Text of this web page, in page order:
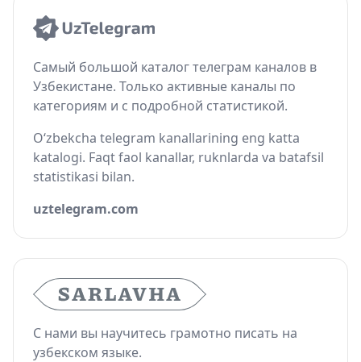
Самый большой каталог телеграм каналов в
Узбекистане. Только активные каналы по
категориям и с подробной статистикой.
O‘zbekcha telegram kanallarining eng katta
katalogi. Faqt faol kanallar, ruknlarda va batafsil
statistikasi bilan.
uztelegram.com
С нами вы научитесь грамотно писать на
узбекском языке.